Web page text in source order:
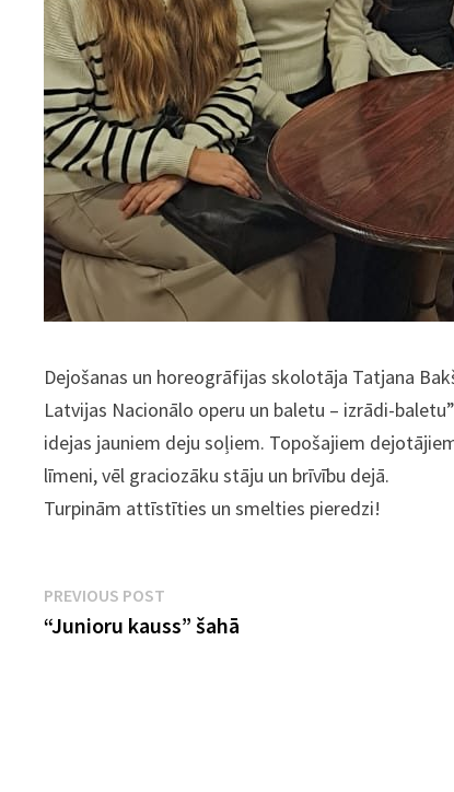
Dejošanas un horeogrāfijas skolotāja Tatjana
Latvijas Nacionālo operu un baletu – izrādi-
idejas jauniem deju soļiem. Topošajiem
līmeni, vēl graciozāku stāju un brīvību dejā.
Turpinām attīstīties un smelties pieredzi!
Ziņu
izvēlne
PREVIOUS POST
post:
“Junioru kauss” šahā